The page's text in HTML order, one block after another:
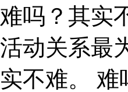
难吗？其实
活动关系最
实不难。 难